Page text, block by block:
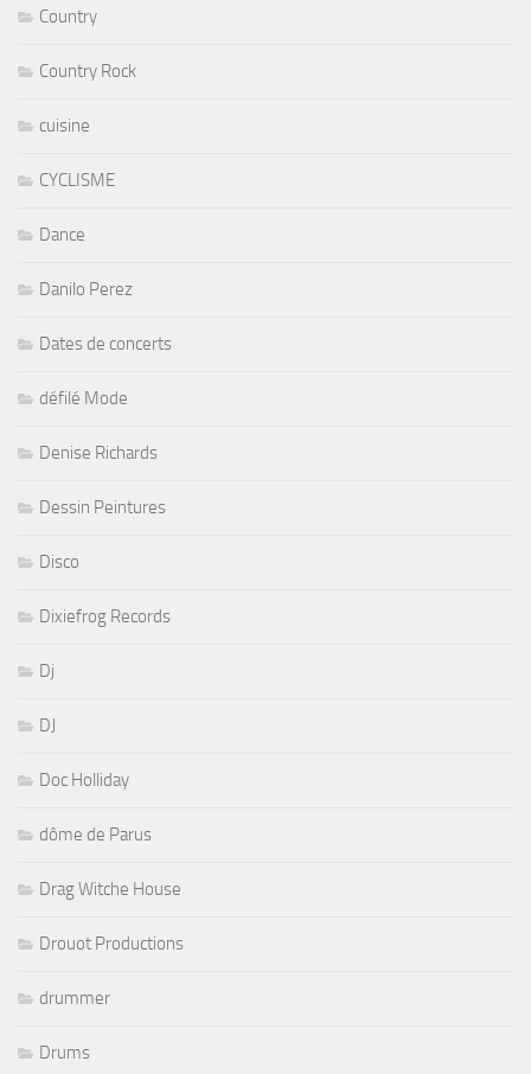
Country
Country Rock
cuisine
CYCLISME
Dance
Danilo Perez
Dates de concerts
défilé Mode
Denise Richards
Dessin Peintures
Disco
Dixiefrog Records
Dj
DJ
Doc Holliday
dôme de Parus
Drag Witche House
Drouot Productions
drummer
Drums